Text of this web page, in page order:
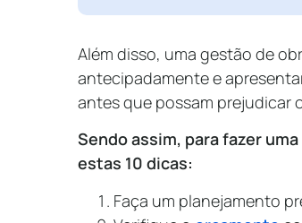
Além disso, uma gestão de
antecipadamente e
antes que possam prejudicar
Sendo assim, para fazer
estas 10 dicas:
Faça um planejamento